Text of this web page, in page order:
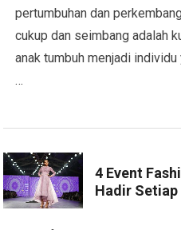
pertumbuhan dan
cukup dan seimbang adalah
anak tumbuh menjadi
…
4 Event
Hadir Setiap